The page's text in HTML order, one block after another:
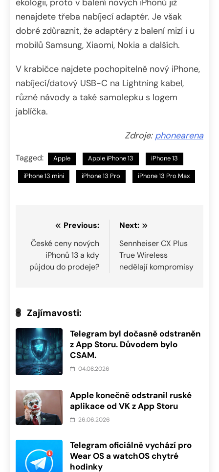
nenajdete třeba nabíjecí adaptér. Je však
dobré zdůraznit, že adaptéry z balení mizí i u
mobilů Samsung, Xiaomi, Nokia a dalších.
V krabičce najdete pochopitelně nový iPhone,
nabíjecí/datový USB-C na Lightning kabel,
různé návody a také samolepku s logem
jablíčka.
Zdroje: phonearena
Tagged: Apple Apple iPhone 13 iPhone 13
iPhone 13 mini iPhone 13 Pro iPhone 13 Pro Max
Navigace
pro
příspěvek
Previous:
České ceny nových
iPhonů 13 a kdy
půjdou do prodeje?
Next:
Sennheiser CX Plus
True Wireless
nedělají kompromisy
Zajímavosti:
Telegram byl dočasně odstraněn
z App Storu. Důvodem bylo
CSAM.
04.08.2026
Apple konečně odstranil ruské
aplikace od VK z App Storu
26.06.2026
Telegram oficiálně vychází pro
Wear OS a watchOS chytré
hodinky